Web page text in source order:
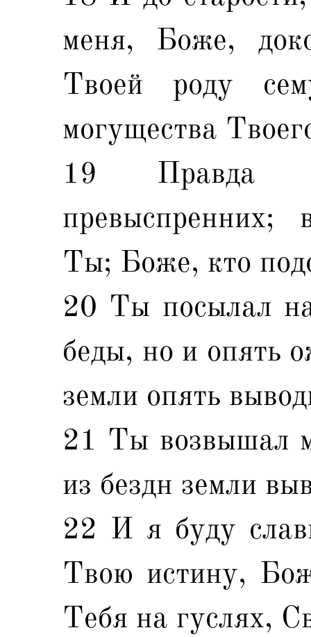
меня, Боже,
Твоей роду
могущества
19 Правда
превыспренних;
Ты; Боже, кто
20 Ты посылал
беды, но и опять
земли опять
21 Ты возвышал
из бездн земли
22 И я буду
Твою истину,
Тебя на гуслях,